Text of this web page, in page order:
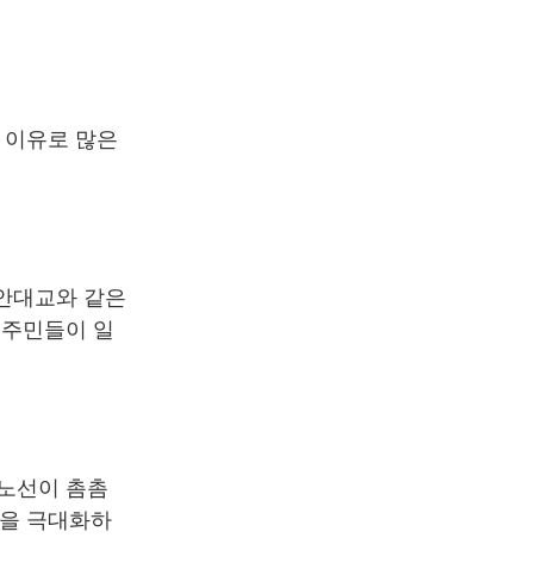
유로 많은
대교와 같은
민들이 일
선이 촘촘
극대화하